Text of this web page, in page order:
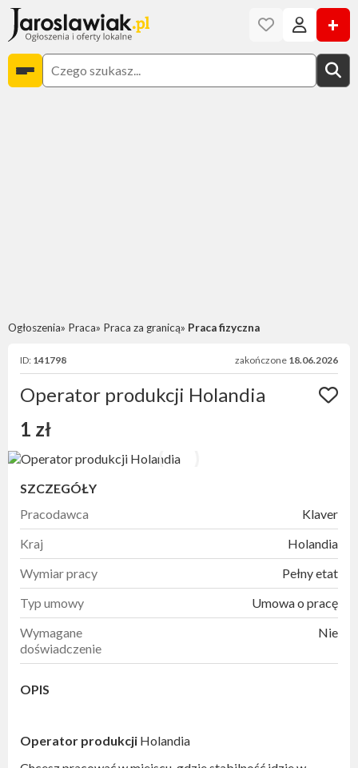
+
Ogłoszenia Praca Praca za granicą Praca fizyczna
ID: 141798 zakończone 18.06.2026
Operator produkcji Holandia
1 zł
SZCZEGÓŁY
Pracodawca
Klaver
Kraj
Holandia
Wymiar pracy
Pełny etat
Typ umowy
Umowa o pracę
Wymagane
doświadczenie
Nie
OPIS
Operator produkcji Holandia